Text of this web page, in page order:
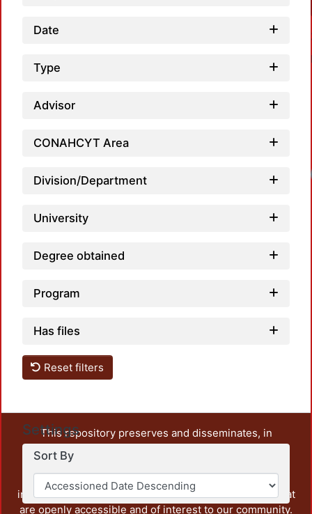
Date
Type
Advisor
CONAHCYT Area
Division/Department
University
Degree obtained
Program
Has files
Reset filters
Settings
Sort By
This repository preserves and disseminates, in
unrestricted open access, the teaching and research
output of UAM Azcapotzalco. It also includes some
administrative and graphic documents from the
institution, as well as content from other institutions that
are openly accessible and of interest to our community.